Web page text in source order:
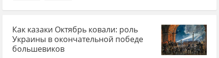
Как казаки Октябрь ковали: роль
Украины в окончательной победе
большевиков